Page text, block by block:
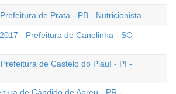
de Prata - PB - Nutricionista
- Prefeitura de Canelinha - SC -
de Castelo do Piauí - PI -